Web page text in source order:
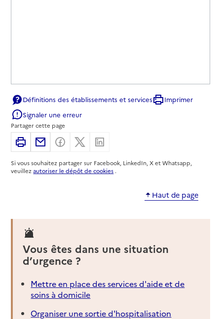
Définitions des établissements et services
Imprimer
Signaler une erreur
Partager cette page
ImprimerPartager par email
Partager sur Facebook
Partager sur X
Si vous souhaitez partager sur Facebook, LinkedIn, X et Whatsapp,
veuillezautoriser le dépôt de cookies .
Haut de page
Vous êtes dans une situation
d’urgence ?
Mettre en place des services d'aide et de
soins à domicile
Organiser une sortie d'hospitalisation